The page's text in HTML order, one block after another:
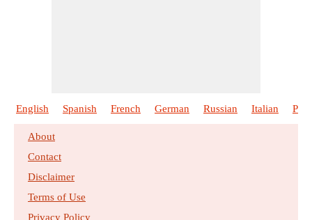
English Spanish French German Russian Italian
About
Contact
Disclaimer
Terms of Use
Privacy Policy